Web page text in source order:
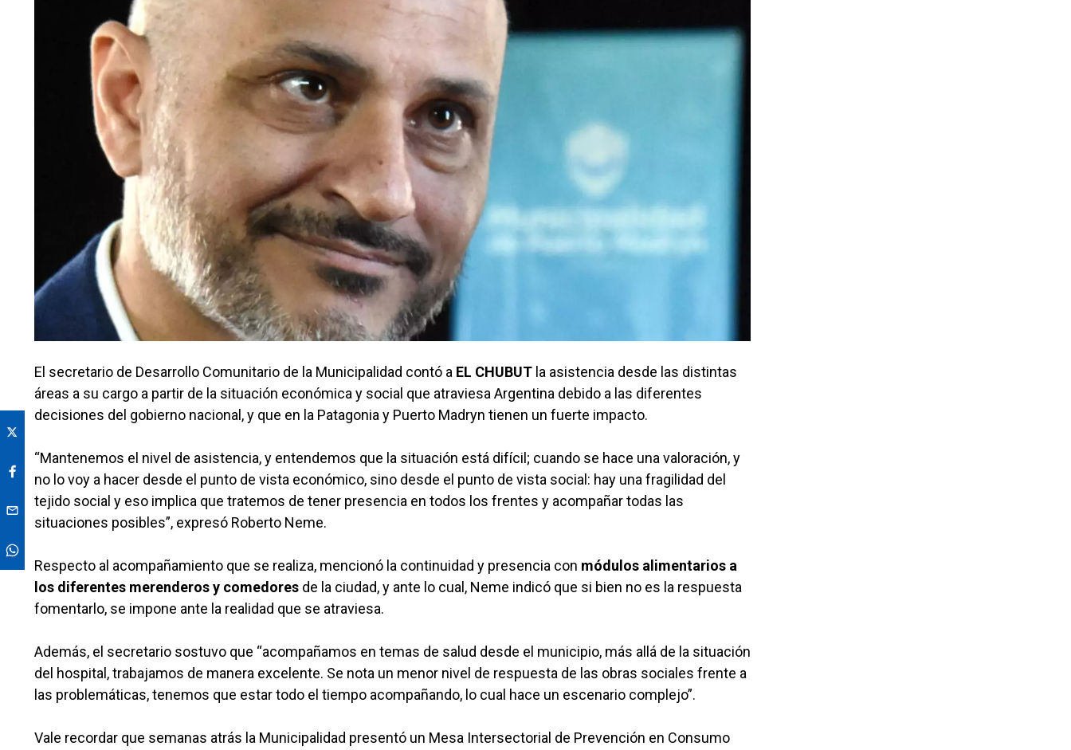
El secretario de Desarrollo Comunitario de la Municipalidad contó a EL CHUBUT la asistencia desde las distintas
áreas a su cargo a partir de la situación económica y social que atraviesa Argentina debido a las diferentes
decisiones del gobierno nacional, y que en la Patagonia y Puerto Madryn tienen un fuerte impacto.
“Mantenemos el nivel de asistencia, y entendemos que la situación está difícil; cuando se hace una valoración, y
no lo voy a hacer desde el punto de vista económico, sino desde el punto de vista social: hay una fragilidad del
tejido social y eso implica que tratemos de tener presencia en todos los frentes y acompañar todas las
situaciones posibles”, expresó Roberto Neme.
Respecto al acompañamiento que se realiza, mencionó la continuidad y presencia con módulos alimentarios a
los diferentes merenderos y comedores de la ciudad, y ante lo cual, Neme indicó que si bien no es la respuesta
fomentarlo, se impone ante la realidad que se atraviesa.
Además, el secretario sostuvo que “acompañamos en temas de salud desde el municipio, más allá de la situación
del hospital, trabajamos de manera excelente. Se nota un menor nivel de respuesta de las obras sociales frente a
las problemáticas, tenemos que estar todo el tiempo acompañando, lo cual hace un escenario complejo”.
Vale recordar que semanas atrás la Municipalidad presentó un Mesa Intersectorial de Prevención en Consumo